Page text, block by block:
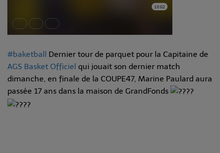
#baketball Dernier tour de parquet pour la Capitaine de
AGS Basket Officiel qui jouait son dernier match
dimanche, en finale de la COUPE47, Marine Paulard aura
passée 17 ans dans la maison de GrandFonds